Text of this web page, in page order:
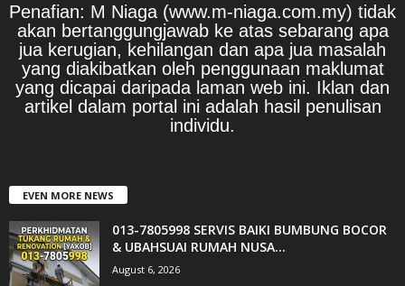
Penafian: M Niaga (www.m-niaga.com.my) tidak
akan bertanggungjawab ke atas sebarang apa
jua kerugian, kehilangan dan apa jua masalah
yang diakibatkan oleh penggunaan maklumat
yang dicapai daripada laman web ini. Iklan dan
artikel dalam portal ini adalah hasil penulisan
individu.
EVEN MORE NEWS
013-7805998 SERVIS BAIKI BUMBUNG BOCOR
& UBAHSUAI RUMAH NUSA...
August 6, 2026